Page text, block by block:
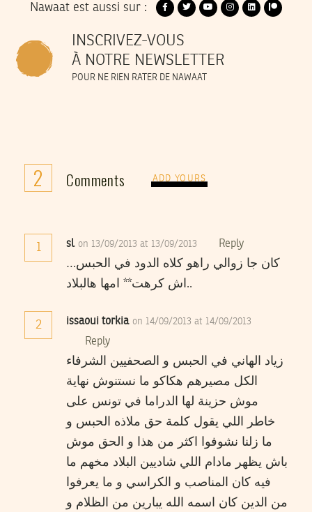
Nawaat est aussi sur :
INSCRIVEZ-VOUS
À NOTRE NEWSLETTER
POUR NE RIEN RATER DE NAWAAT
2 Comments ADD YOURS
1 sl on 13/09/2013 at 13/09/2013 Reply
كان جا زوالي راهو كلاه الدود في الحبس…
اش كرهت** امها هالبلاد..
2 issaoui torkia on 14/09/2013 at 14/09/2013
Reply
زياد الهاني في الحبس و الصحفيين الشرفاء
الكل مصيرهم هكاكو ما نستنوش نهاية
موش حزينة لها الدراما في تونس على
خاطر اللي يقول كلمة حق ملاذه الحبس و
ما زلنا نشوفوا اكثر من هذا و الحق موش
باش يظهر مادام اللي شاديين البلاد مخهم ما
فيه كان المناصب و الكراسي و ما يعرفوا
من الدين كان اسمه الله يبارين من الظلام و